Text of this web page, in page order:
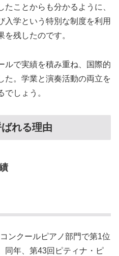
ことからも分かるように、
入学という特別な制度を利用
を残したのです。
ルで実績を積み重ね、国際的
た。学業と演奏活動の両立を
でしょう。
れる理由
ンクールピアノ部門で第1位
同年、第43回ピティナ・ピ